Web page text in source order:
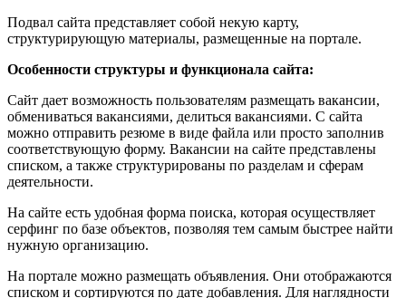
Подвал сайта представляет собой некую карту,
структурирующую материалы, размещенные на портале.
Особенности структуры и функционала сайта:
Сайт дает возможность пользователям размещать вакансии,
обмениваться вакансиями, делиться вакансиями. С сайта
можно отправить резюме в виде файла или просто заполнив
соответствующую форму. Вакансии на сайте представлены
списком, а также структурированы по разделам и сферам
деятельности.
На сайте есть удобная форма поиска, которая осуществляет
серфинг по базе объектов, позволяя тем самым быстрее найти
нужную организацию.
На портале можно размещать объявления. Они отображаются
списком и сортируются по дате добавления. Для наглядности